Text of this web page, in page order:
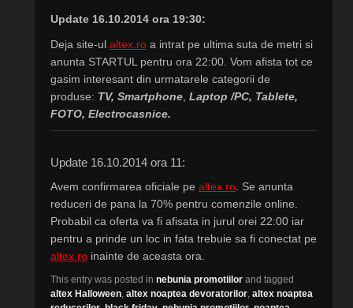
Update 16.10.2014 ora 19:30:
Deja site-ul altex.ro a intrat pe ultima suta de metri si
anunta STARTUL pentru ora 22:00. Vom afista tot ce
gasim interesant din urmatarele categorii de
produse: TV, Smartphone Laptop /PC, Tablete,
FOTO, Electrocasnice.
Update 16.10.2014 ora 11:
Avem confirmarea oficiale pe altex.ro . Se anunta
reduceri de pana la 70% pentru comenzile online.
Probabil ca oferta va fi afisata in jurul orei 22:00 iar
pentru a prinde un loc in fata trebuie sa fi conectat pe
altex.ro inainte de aceasta ora.
This entry was posted in nebunia promotiilor and tagged
altex Halloween, altex noaptea devoratorilor, altex noaptea